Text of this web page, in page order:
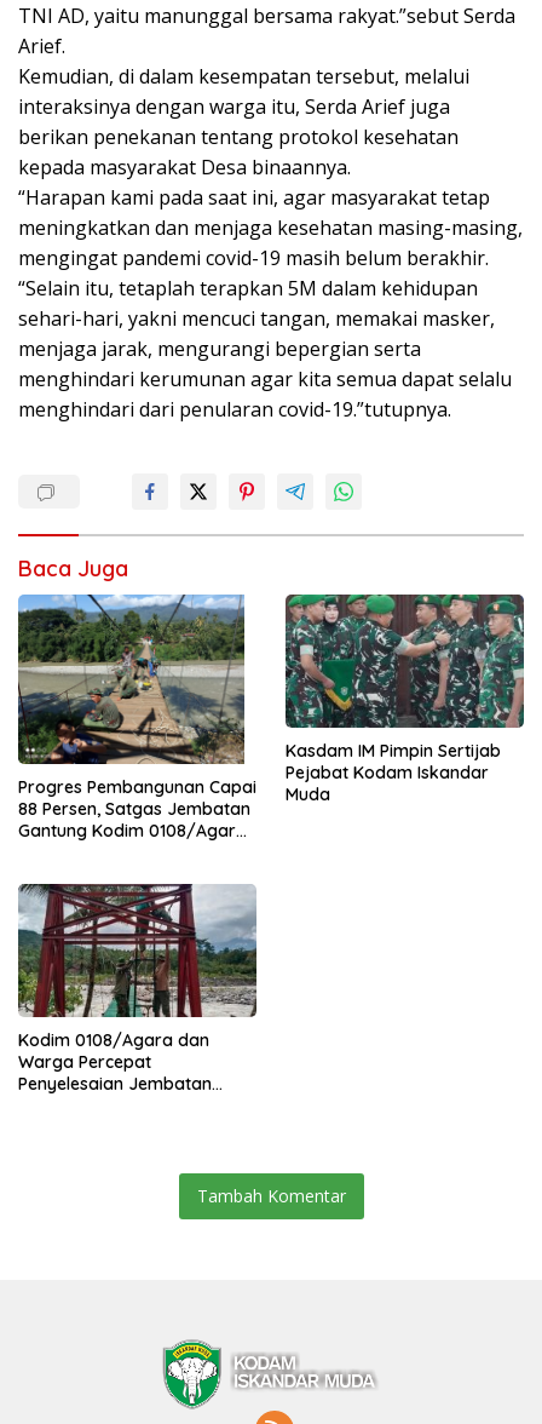
TNI AD, yaitu manunggal bersama rakyat.”sebut Serda
Arief.
Kemudian, di dalam kesempatan tersebut, melalui
interaksinya dengan warga itu, Serda Arief juga
berikan penekanan tentang protokol kesehatan
kepada masyarakat Desa binaannya.
“Harapan kami pada saat ini, agar masyarakat tetap
meningkatkan dan menjaga kesehatan masing-masing,
mengingat pandemi covid-19 masih belum berakhir.
“Selain itu, tetaplah terapkan 5M dalam kehidupan
sehari-hari, yakni mencuci tangan, memakai masker,
menjaga jarak, mengurangi bepergian serta
menghindari kerumunan agar kita semua dapat selalu
menghindari dari penularan covid-19.”tutupnya.
Baca Juga
Progres Pembangunan Capai
88 Persen, Satgas Jembatan
Gantung Kodim 0108/Agara
Kasdam IM Pimpin Sertijab
Pejabat Kodam Iskandar
Muda
Kodim 0108/Agara dan
Warga Percepat
Penyelesaian Jembatan
Tambah Komentar